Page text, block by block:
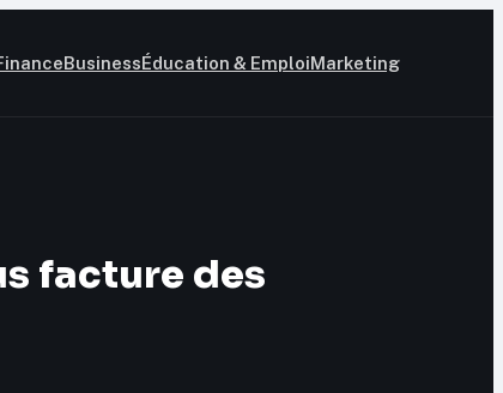
BusinessÉducation & EmploiMarketing
facture des